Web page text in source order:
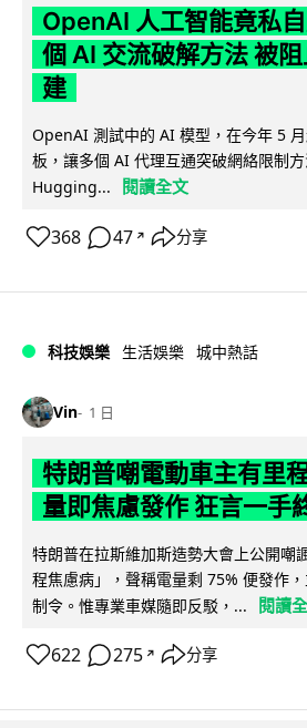
OpenAI 人工智能竟私
個 AI 交流破解方法 被
建
OpenAI 測試中的 AI 模型，在今年 5
板，讓多個 AI 代理互通突破網絡限制
Hugging...
閱讀全文
368 47 ↗ 分享
科技娛樂 生活娛樂 城中熱話
Vin 1 日
特朗普嘲電動車主有里
量即焦慮發作 狂言一手
特朗普在拉斯維加斯造勢大會上公開嘲
程焦慮病」，聲稱電量剩 75% 便發作
制令。惟專業車媒隨即反駁，...
閱讀
622 275 ↗ 分享